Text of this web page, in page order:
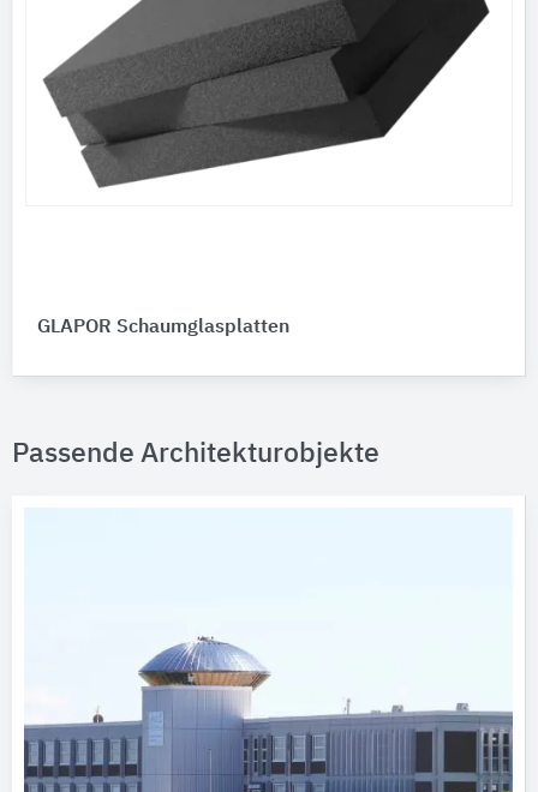
GLAPOR Schaumglasplatten
Passende Architekturobjekte